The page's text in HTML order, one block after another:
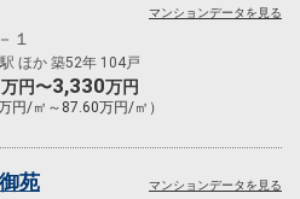
１
ほか 築52年 104戸
万円〜3,330万円
円/㎡～87.60万円/㎡）
マンションデータを見る
苑 マンションデータを見る